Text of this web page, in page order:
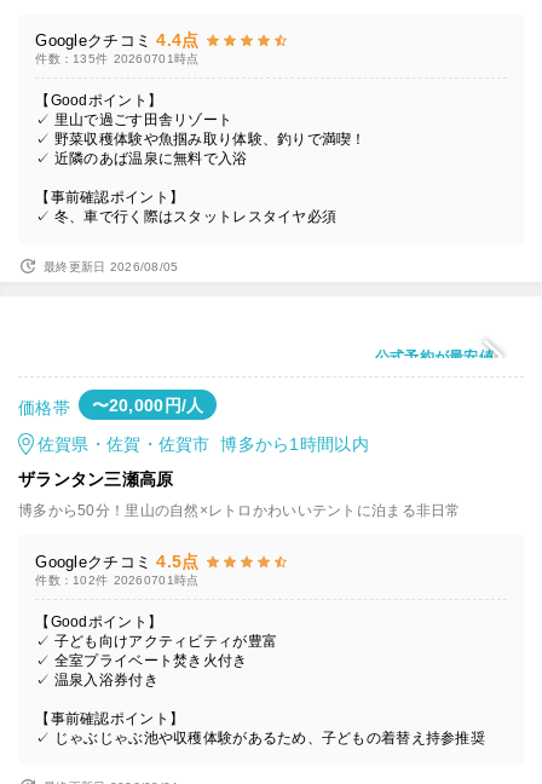
Googleクチコミ 4.4点
件数：135件 20260701時点
【Goodポイント】
✓ 里山で過ごす田舎リゾート
✓ 野菜収穫体験や魚掴み取り体験、釣りで満喫！
✓ 近隣のあば温泉に無料で入浴
【事前確認ポイント】
✓ 冬、車で行く際はスタットレスタイヤ必須
最終更新日 2026/08/05
公式予約が最安値
価格帯 〜20,000円/人
佐賀県・佐賀・佐賀市 博多から1時間以内
ザランタン三瀬高原
博多から50分！里山の自然×レトロかわいいテントに泊まる非日常
Googleクチコミ 4.5点
件数：102件 20260701時点
【Goodポイント】
✓ 子ども向けアクティビティが豊富
✓ 全室プライベート焚き火付き
✓ 温泉入浴券付き
【事前確認ポイント】
✓ じゃぶじゃぶ池や収穫体験があるため、子どもの着替え持参推奨